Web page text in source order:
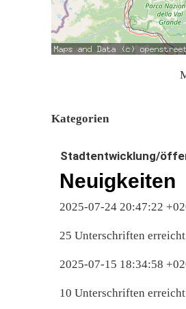
Kategorien
Stadtentwicklung/
Neuigkeiten
2025-07-24 20:47:22
25 Unterschriften erreicht
2025-07-15 18:34:58
10 Unterschriften erreicht